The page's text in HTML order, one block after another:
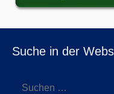
Suche in der